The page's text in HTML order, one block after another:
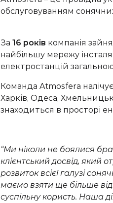
обслуговуванням
За 16 років компанія
найбільшу мережу
електростанцій
Команда Atmosfera налічує
Харків, Одеса,
знаходиться в просторі
“Ми ніколи не боялися
клієнтський досвід, який
розвиток всієї галузі
маємо взяти ще більше
суспільнукористь. Наша